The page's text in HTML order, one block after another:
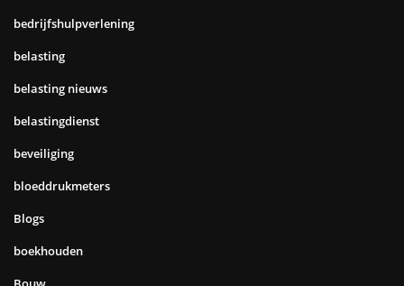
bedrijfshulpverlening
belasting
belasting nieuws
belastingdienst
beveiliging
bloeddrukmeters
Blogs
boekhouden